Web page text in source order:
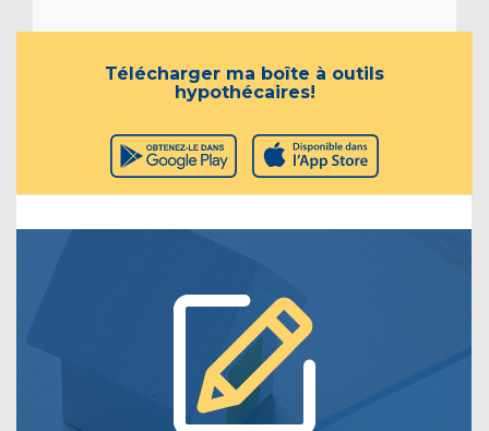
Télécharger ma boîte à outils
hypothécaires!